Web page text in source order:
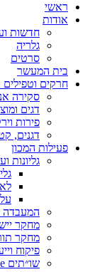
ראשי
אודות
חדשות
גלריה
סרטים
בית המעשר
חרקים וטפילים
סקירה
דגים
פירות
דגנים,
פעילות המכון
גליונות
המעבדה
מחקר
מחקר
פיקוח
שו״תים Online